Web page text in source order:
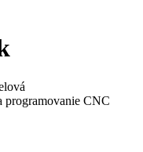
programovanie CNC